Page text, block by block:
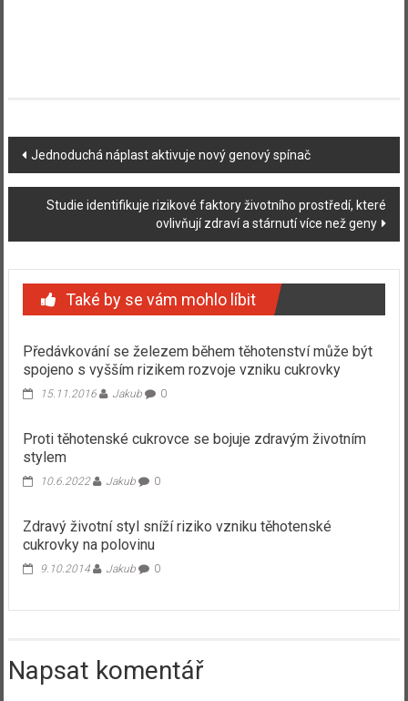
Navigace
příspěvku
Jednoduchá náplast aktivuje nový genový spínač
Studie identifikuje rizikové faktory životního prostředí, které
ovlivňují zdraví a stárnutí více než geny
Také by se vám mohlo líbit
Předávkování se železem během těhotenství může být
spojeno s vyšším rizikem rozvoje vzniku cukrovky
15.11.2016 Jakub 0
Proti těhotenské cukrovce se bojuje zdravým životním
stylem
10.6.2022 Jakub 0
Zdravý životní styl sníží riziko vzniku těhotenské
cukrovky na polovinu
9.10.2014 Jakub 0
Napsat komentář